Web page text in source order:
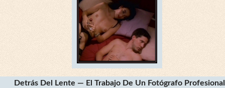
Detrás Del Lente — El Trabajo De Un Fotógrafo Profesional